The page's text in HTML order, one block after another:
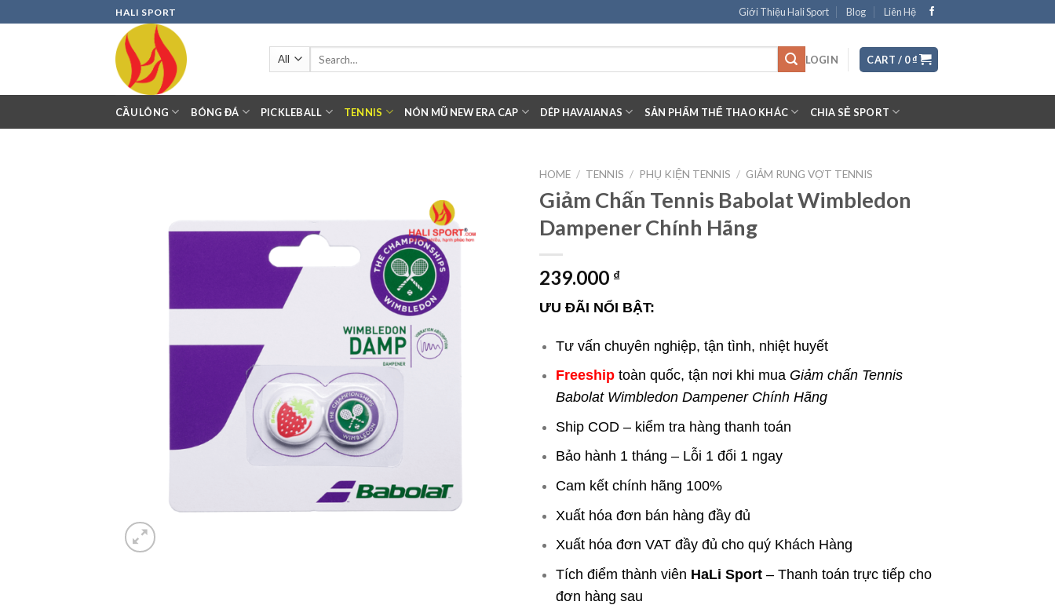
to
HALI SPORT Giới Thiệu Hali Sport Blog Liên Hệ
LOGIN CART / 0₫
CẦU LÔNG BÓNG ĐÁ PICKLEBALL TENNIS NÓN MŨ NEW ERA CAP DÉP HAVAIANAS SẢN PHẨM THỂ THAO KHÁC CHIA SẺ SPORT
wishlist
HOME / TENNIS / PHỤ KIỆN TENNIS / GIẢM RUNG VỢT TENNIS
Giảm Chấn Tennis Babolat Wimbledon
Dampener Chính Hãng
239.000 ₫
ƯU ĐÃI NỔI BẬT:
Tư vấn chuyên nghiệp, tận tình, nhiệt huyết
Freeshiptoàn quốc, tận nơi khi muaGiảm chấn Tennis
Babolat Wimbledon Dampener Chính Hãng
Ship COD – kiểm tra hàng thanh toán
Bảo hành 1 tháng – Lỗi 1 đổi 1 ngay
Cam kết chính hãng 100%
Xuất hóa đơn bán hàng đầy đủ
Xuất hóa đơn VAT đầy đủ cho quý Khách Hàng
Tích điểm thành viên HaLi Sport– Thanh toán trực tiếp cho
đơn hàng sau